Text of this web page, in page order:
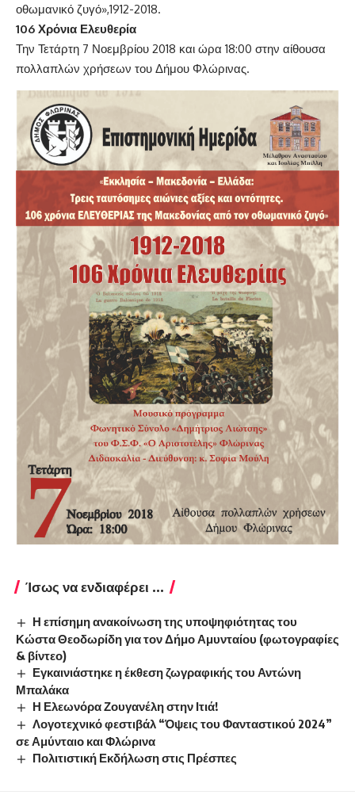
οθωμανικό ζυγό»,1912-2018.
106 Χρόνια Ελευθερία
Την Τετάρτη 7 Νοεμβρίου 2018 και ώρα 18:00 στην αίθουσα
πολλαπλών χρήσεων του Δήμου Φλώρινας.
Ίσως να ενδιαφέρει ...
Η επίσημη ανακοίνωση της υποψηφιότητας του
Κώστα Θεοδωρίδη για τον Δήμο Αμυνταίου (φωτογραφίες
& βίντεο)
Εγκαινιάστηκε η έκθεση ζωγραφικής του Αντώνη
Μπαλάκα
Η Ελεωνόρα Ζουγανέλη στην Ιτιά!
Λογοτεχνικό φεστιβάλ “Όψεις του Φανταστικού 2024”
σε Αμύνταιο και Φλώρινα
Πολιτιστική Εκδήλωση στις Πρέσπες